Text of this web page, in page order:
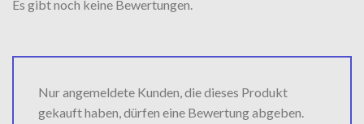
Es gibt noch keine Bewertungen.
Nur angemeldete Kunden, die dieses Produkt
gekauft haben, dürfen eine Bewertung abgeben.